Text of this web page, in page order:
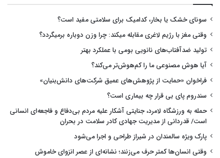
سونای خشک یا بخار، کدامیک برای سلامتی مفید است؟
وقتی مغز با رژیم لاغری مقابله میکند: چرا وزن دوباره برمیگردد؟
تولید ضدآفتاب‌های نانویی بومی با عملکرد بهتر
آیا هوش مصنوعی ما را کم‌هوش‌تر می‌کند؟
فراخوان «حمایت از پژوهش‌های عمیق شرکت‌های دانش‌بنیان»
سندروم پای بی قرار چه بیماری است؟
حمله به ورزشگاه لامرد، جنایتی آشکار علیه مردم بی‌دفاع و فاجعه‌ای انسانی
است/ قدردانی از مدیریت جهادی کادر سلامت در بحران
پارک ویژه سالمندان در شیراز طراحی و اجرا می‌شود
وقتی انسان‌ها کمتر حرف می‌زنند؛ نشانه‌ای از عصر انزوای خاموش